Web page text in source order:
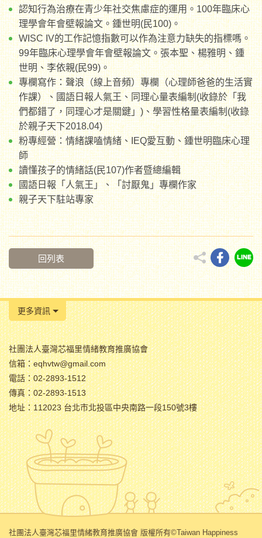
認知行為治療在青少年社交焦慮症的運用。100年臨床心
理學會年會壁報論文。鍾世明(民100)。
WISC IV的工作記憶指數可以作為注意力缺失的指標嗎。
99年臨床心理學會年會壁報論文。張本聖、楊雅明、鍾
世明、李依親(民99)。
專欄寫作：聲浪（線上音頻）專欄（心理師爸爸的生活實
作課）、國語日報人氣王、同理心量表編制(收錄於「我
們都錯了，同理心才是關鍵」)、學習性格量表編制(收錄
於親子天下2018.04)
粉專經營：情緒課嗑情緒、IEQ愛互動、鍾世明臨床心理
師
讀懂孩子的情緒話(民107)作者暨總編輯
國語日報「人氣王」、「討厭鬼」專欄作家
親子天下駐站專家
回列表
更多資訊
社團法人臺灣芯福里情緒教育推廣協會
信箱：eqhvtw@gmail.com
電話：02-2893-1512
傳真：02-2893-1513
地址：112023 台北市北投區中央南路一段150號3樓
社團法人臺灣芯福里情緒教育推廣協會 版權所有©Taiwan Happiness